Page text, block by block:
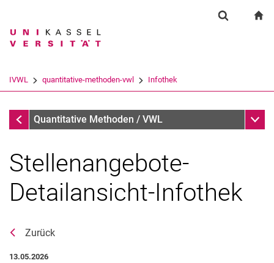
Springe direkt zu: Inhalt
Springe direkt zu: Suche
Springe direkt zu:
Suchbegriff
Suchen (öffnet externen Link in einem
IVWL quantitative-methoden-vwl Infothek
InfothekQuantitative Methoden / VWL
Aktuelles
Stellenangebote-
Detailansicht-Infothek
Zurück
13.05.2026